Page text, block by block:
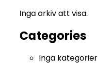
Inga arkiv att visa.
Categories
Inga kategorier